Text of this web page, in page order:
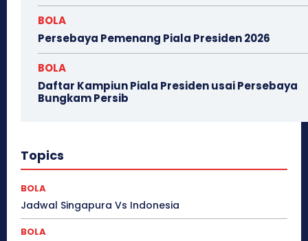
BOLA
Persebaya Pemenang Piala Presiden 2026
BOLA
Daftar Kampiun Piala Presiden usai Persebaya
Bungkam Persib
Topics
BOLA
Jadwal Singapura Vs Indonesia
BOLA